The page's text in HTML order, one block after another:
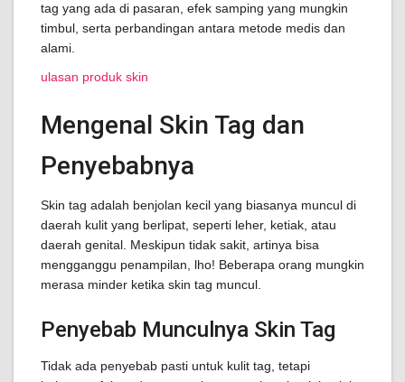
tag yang ada di pasaran, efek samping yang mungkin
timbul, serta perbandingan antara metode medis dan
alami.
ulasan produk skin
Mengenal Skin Tag dan
Penyebabnya
Skin tag adalah benjolan kecil yang biasanya muncul di
daerah kulit yang berlipat, seperti leher, ketiak, atau
daerah genital. Meskipun tidak sakit, artinya bisa
mengganggu penampilan, lho! Beberapa orang mungkin
merasa minder ketika skin tag muncul.
Penyebab Munculnya Skin Tag
Tidak ada penyebab pasti untuk kulit tag, tetapi